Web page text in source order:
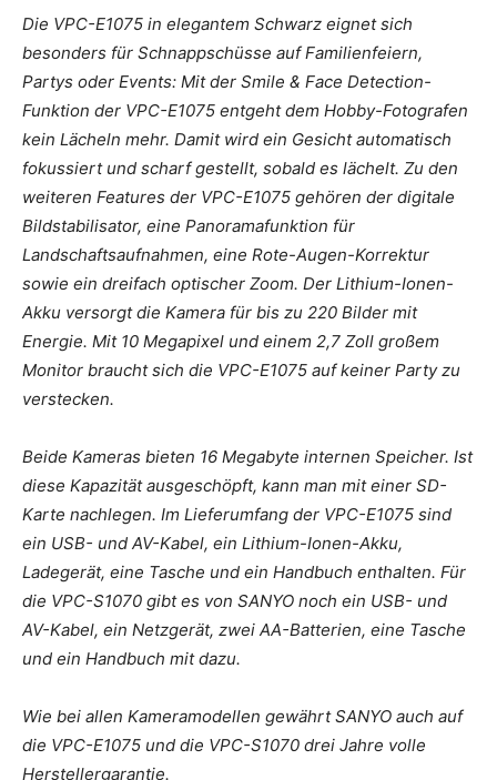
Die VPC-E1075 in elegantem Schwarz eignet sich
besonders für Schnappschüsse auf Familienfeiern,
Partys oder Events: Mit der Smile & Face Detection-
Funktion der VPC-E1075 entgeht dem Hobby-Fotografen
kein Lächeln mehr. Damit wird ein Gesicht automatisch
fokussiert und scharf gestellt, sobald es lächelt. Zu den
weiteren Features der VPC-E1075 gehören der digitale
Bildstabilisator, eine Panoramafunktion für
Landschaftsaufnahmen, eine Rote-Augen-Korrektur
sowie ein dreifach optischer Zoom. Der Lithium-Ionen-
Akku versorgt die Kamera für bis zu 220 Bilder mit
Energie. Mit 10 Megapixel und einem 2,7 Zoll großem
Monitor braucht sich die VPC-E1075 auf keiner Party zu
verstecken.
Beide Kameras bieten 16 Megabyte internen Speicher. Ist
diese Kapazität ausgeschöpft, kann man mit einer SD-
Karte nachlegen. Im Lieferumfang der VPC-E1075 sind
ein USB- und AV-Kabel, ein Lithium-Ionen-Akku,
Ladegerät, eine Tasche und ein Handbuch enthalten. Für
die VPC-S1070 gibt es von SANYO noch ein USB- und
AV-Kabel, ein Netzgerät, zwei AA-Batterien, eine Tasche
und ein Handbuch mit dazu.
Wie bei allen Kameramodellen gewährt SANYO auch auf
die VPC-E1075 und die VPC-S1070 drei Jahre volle
Herstellergarantie.